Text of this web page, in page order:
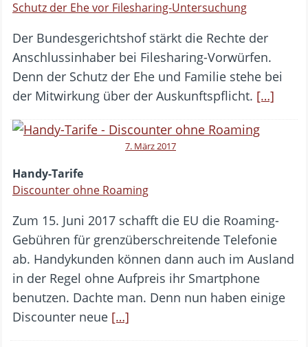
Schutz der Ehe vor Filesharing-Untersuchung
Der Bundesgerichtshof stärkt die Rechte der
Anschlussinhaber bei Filesharing-Vorwürfen.
Denn der Schutz der Ehe und Familie stehe bei
der Mitwirkung über der Auskunftspflicht. […]
7. März 2017
Handy-Tarife
Discounter ohne Roaming
Zum 15. Juni 2017 schafft die EU die Roaming-
Gebühren für grenzüberschreitende Telefonie
ab. Handykunden können dann auch im Ausland
in der Regel ohne Aufpreis ihr Smartphone
benutzen. Dachte man. Denn nun haben einige
Discounter neue […]